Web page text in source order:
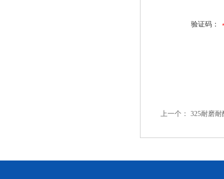
验证码：
上一个： 325耐磨